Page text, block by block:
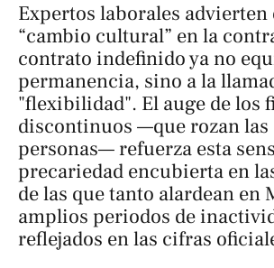
Expertos laborales advierten
“cambio cultural” en la
contrato indefinido ya no
permanencia, sino a la
"flexibilidad". El auge de los
discontinuos —que rozan
personas— refuerza esta
precariedad encubierta en
de las que tanto alardean en
amplios periodos de
reflejados en las cifras